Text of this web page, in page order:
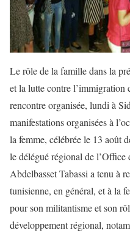
Le rôle de la famille dans la
et la lutte contre l’immigration
rencontre organisée, lundi à
manifestations organisées à
la femme, célébrée le 13 août
le délégué régional de l’Office
Abdelbasset Tabassi a tenu à
tunisienne, en général, et à la
pour son militantisme et son
développement régional,